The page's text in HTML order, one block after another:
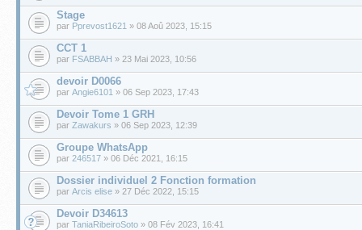
Stage
par Pprevost1621 » 08 Aoû 2023, 15:15
CCT 1
par FSABBAH » 23 Mai 2023, 10:56
devoir D0066
par Angie6101 » 06 Sep 2023, 17:43
Devoir Tome 1 GRH
par Zawakurs » 06 Sep 2023, 12:39
Groupe WhatsApp
par 246517 » 06 Déc 2021, 16:15
Dossier individuel 2 Fonction formation
par Arcis elise » 27 Déc 2022, 15:15
Devoir D34613
par TaniaRibeiroSoto » 08 Fév 2023, 16:41